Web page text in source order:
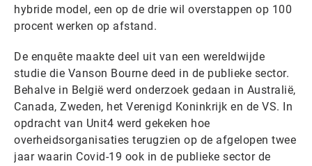
hybride model, een op de drie wil overstappen op 100
procent werken op afstand.
De enquête maakte deel uit van een wereldwijde
studie die Vanson Bourne deed in de publieke sector.
Behalve in België werd onderzoek gedaan in Australië,
Canada, Zweden, het Verenigd Koninkrijk en de VS. In
opdracht van Unit4 werd gekeken hoe
overheidsorganisaties terugzien op de afgelopen twee
jaar waarin Covid-19 ook in de publieke sector de